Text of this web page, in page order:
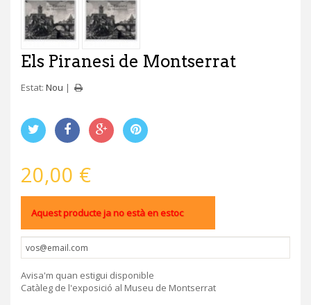
Els Piranesi de Montserrat
Estat: Nou
20,00 €
Aquest producte ja no està en estoc
Avisa'm quan estigui disponible
Catàleg de l'exposició al Museu de Montserrat